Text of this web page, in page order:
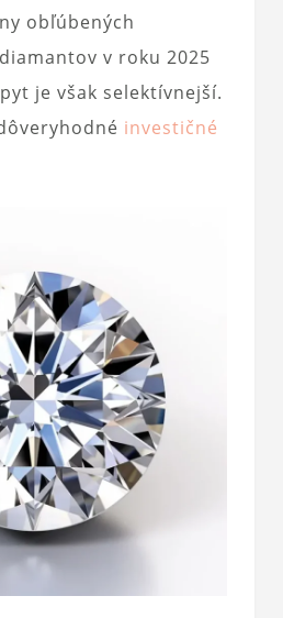
obľúbených
v roku 2025
je však selektívnejší.
investičné